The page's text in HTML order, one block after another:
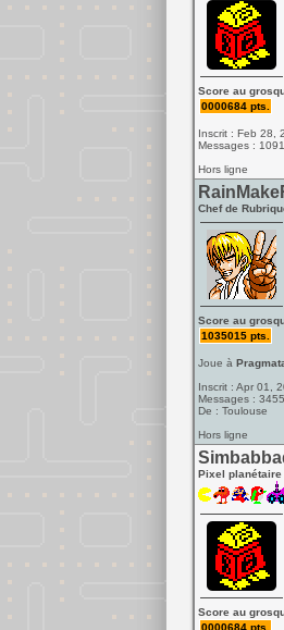
Score au
0000684 pts.
Inscrit : Feb 28,
Messages :
Hors ligne
Chef de
Score au
1035015 pts.
Joue à
Inscrit : Apr 01,
Messages :
De : Toulouse
Hors ligne
Pixel planétaire
Score au
0000684 pts.